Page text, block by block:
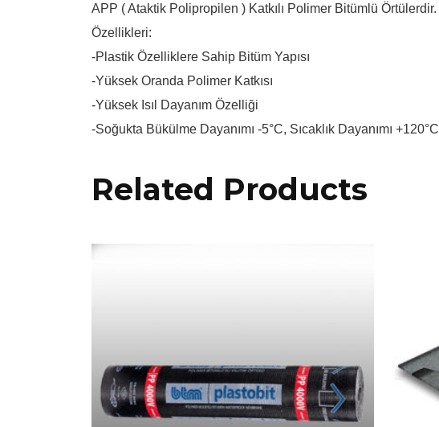
APP ( Ataktik Polipropilen ) Katkılı Polimer Bitümlü Örtülerdir.
Özellikleri:
-Plastik Özelliklere Sahip Bitüm Yapısı
-Yüksek Oranda Polimer Katkısı
-Yüksek Isıl Dayanım Özelliği
-Soğukta Bükülme Dayanımı -5°C, Sıcaklık Dayanımı +120°C
Related Products